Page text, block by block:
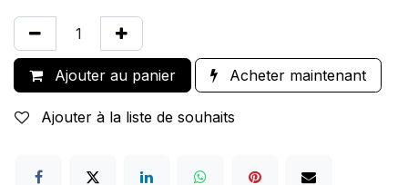
Ajouter au panier Acheter maintenant
Ajouter à la liste de souhaits